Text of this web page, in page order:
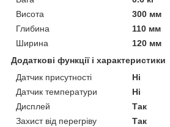
Висота
300 мм
Глибина
110 мм
Ширина
120 мм
Додаткові функції і характеристики
Датчик присутності
Ні
Датчик температури
Ні
Дисплей
Так
Захист від перегріву
Так